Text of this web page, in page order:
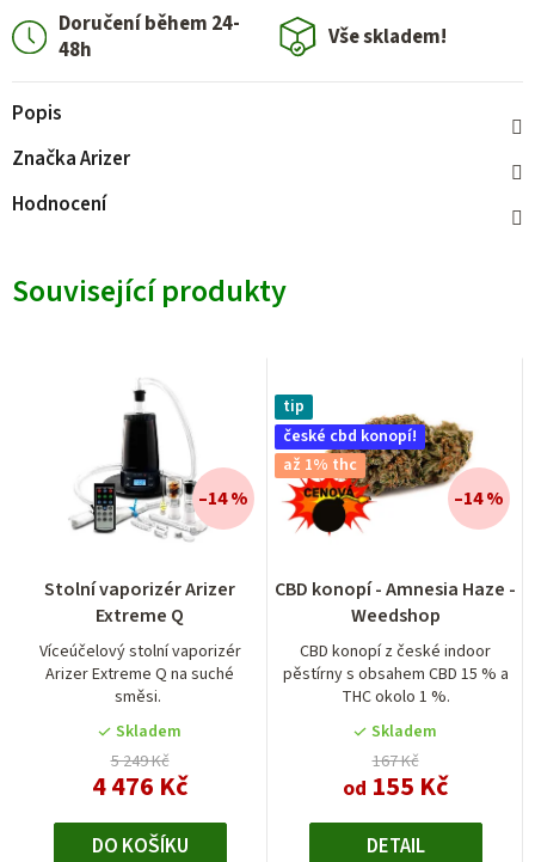
Doručení během 24-
48h
Vše skladem!
Popis
ZnačkaArizer
Hodnocení
Související produkty
Stolní vaporizér Arizer
Extreme Q
Víceúčelový stolní vaporizér
Arizer Extreme Q na suché
směsi.
Skladem
5 249 Kč
4 476 Kč
–14 %
DO KOŠÍKU
tip
české cbd konopí!
až 1% thc
CBD konopí - Amnesia Haze -
Weedshop
CBD konopí z české indoor
pěstírny s obsahem CBD 15 % a
THC okolo 1 %.
hodnocení
produktu
je
5,0
z
5
hvězdiček.
Skladem
167 Kč
od 155 Kč
–14 %
DETAIL